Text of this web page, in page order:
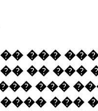
���
�� ���
���
���